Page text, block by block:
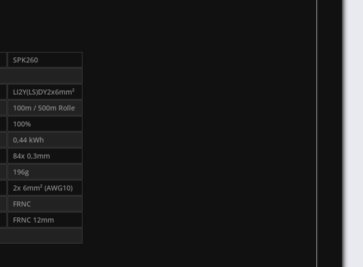
SPK260
LI2Y(LS)DY2x6mm²
100m / 500m Rolle
100%
0,44 kWh
84x 0,3mm
196g
2x 6mm² (AWG10)
FRNC
FRNC 12mm